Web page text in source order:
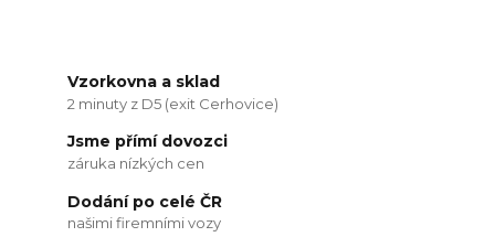
Vzorkovna a sklad
2 minuty z D5 (exit Cerhovice)
Jsme přímí dovozci
záruka nízkých cen
Dodání po celé ČR
našimi firemními vozy